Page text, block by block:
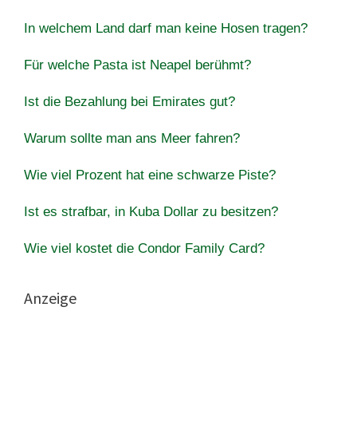
In welchem Land darf man keine Hosen tragen?
Für welche Pasta ist Neapel berühmt?
Ist die Bezahlung bei Emirates gut?
Warum sollte man ans Meer fahren?
Wie viel Prozent hat eine schwarze Piste?
Ist es strafbar, in Kuba Dollar zu besitzen?
Wie viel kostet die Condor Family Card?
Anzeige